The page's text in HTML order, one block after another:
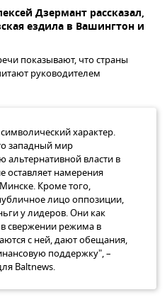
Дзермант рассказал,
ездила в Вашингтон и
показывают, что страны
руководителем
характер.
западный мир
альтернативной власти в
оставляет намерения
Кроме того,
лицо оппозиции,
у лидеров. Они как
свержении режима в
с ней, дают обещания,
поддержку", –
Baltnews.